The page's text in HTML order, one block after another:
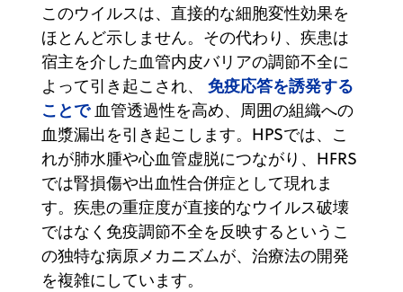
このウイルスは、直接的な細胞変性効果を
ほとんど示しません。その代わり、疾患は
宿主を介した血管内皮バリアの調節不全に
よって引き起こされ、 免疫応答を誘発する
ことで血管透過性を高め、周囲の組織への
血漿漏出を引き起こします。HPSでは、こ
れが肺水腫や心血管虚脱につながり、HFRS
では腎損傷や出血性合併症として現れま
す。疾患の重症度が直接的なウイルス破壊
ではなく免疫調節不全を反映するというこ
の独特な病原メカニズムが、治療法の開発
を複雑にしています。